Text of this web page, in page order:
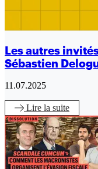
Les autres
Sébastien
11.07.2025
Lire la suite